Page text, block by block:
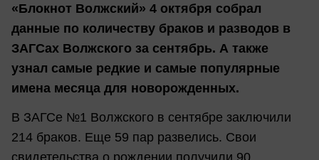
«Блокнот Волжский» 4 октября собрал
данные по количеству браков и разводов в
ЗАГСах Волжского за сентябрь. А также
узнал самые редкие и самые популярные
имена месяца для новорожденных.
В ЗАГСе №1 Волжского в сентябре заключили
214 браков. Еще 59 пар развелись. Свои